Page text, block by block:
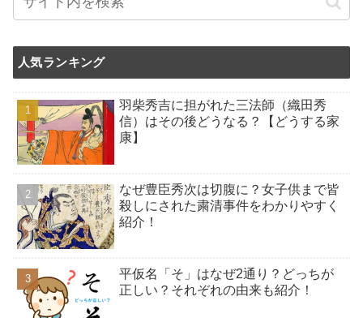
人気ランキング
羽柴秀吉に担がれた三法師（織田秀
信）はその後どうなる？【どうする家
康】
なぜ豊臣秀次は切腹に？女子供まで皆
殺しにされた粛清事件をわかりやすく
紹介！
平仮名「そ」はなぜ2通り？どっちが
正しい？それぞれの由来も紹介！